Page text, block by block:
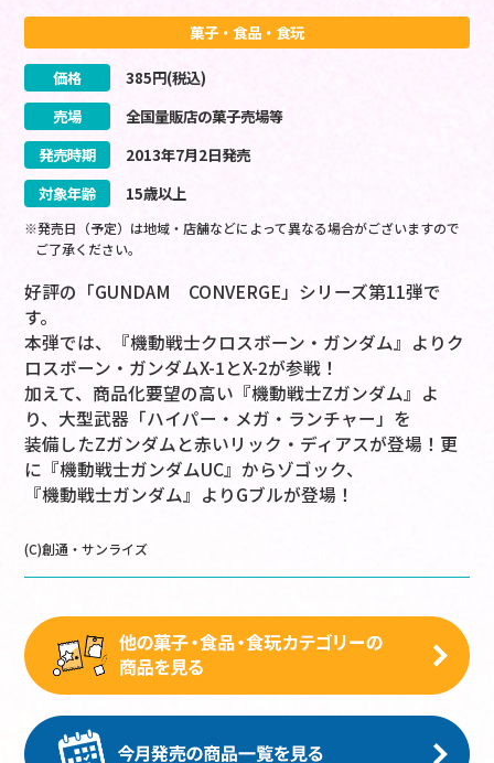
菓子・食品・食玩
価格 385円(税込)
売場
全国量販店の菓子売場等
発売時期
2013年7月2日発売
対象年齢
15歳以上
※発売日（予定）は地域・店舗などによって異なる場合がございますので
ご了承ください。
好評の「GUNDAM CONVERGE」シリーズ第11弾で
す。
本弾では、『機動戦士クロスボーン・ガンダム』よりク
ロスボーン・ガンダムX-1とX-2が参戦！
加えて、商品化要望の高い『機動戦士Zガンダム』よ
り、大型武器「ハイパー・メガ・ランチャー」を
装備したZガンダムと赤いリック・ディアスが登場！更
に『機動戦士ガンダムUC』からゾゴック、
『機動戦士ガンダム』よりGブルが登場！
(C)創通・サンライズ